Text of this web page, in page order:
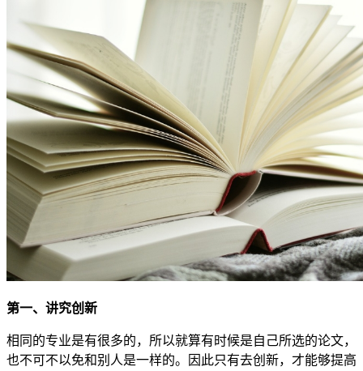
第一、讲究创新
相同的专业是有很多的，所以就算有时候是自己所选的论文，
也不可不以免和别人是一样的。因此只有去创新，才能够提高